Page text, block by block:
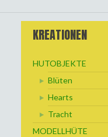
KREATIONEN
HUTOBJEKTE
Blüten
Hearts
Tracht
MODELLHÜTE